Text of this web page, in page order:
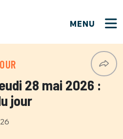
MENU
28 mai 2026 :
jour
FERMER
vous proposer ?
tweets
PARTI